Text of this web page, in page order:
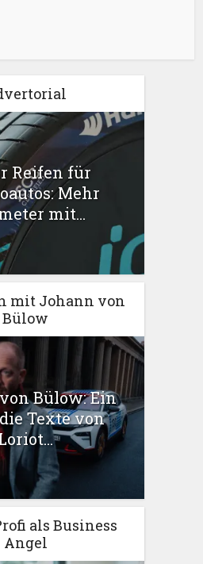
Reifen für
Mehr
mit...
mit Johann von
Bülow
Bülow: Ein
Texte von
als Business
Angel